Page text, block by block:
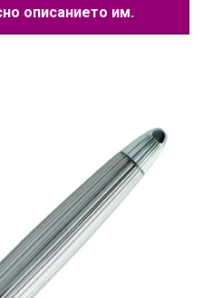
описанието им.